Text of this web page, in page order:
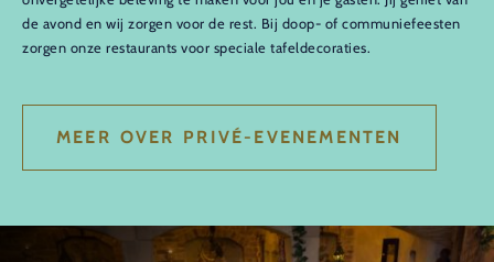
de avond en wij zorgen voor de rest. Bij doop- of communiefeesten
zorgen onze restaurants voor speciale tafeldecoraties.
MEER OVER PRIVÉ-EVENEMENTEN